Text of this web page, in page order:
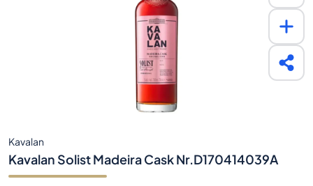
Kavalan
Kavalan Solist Madeira Cask Nr.D170414039A